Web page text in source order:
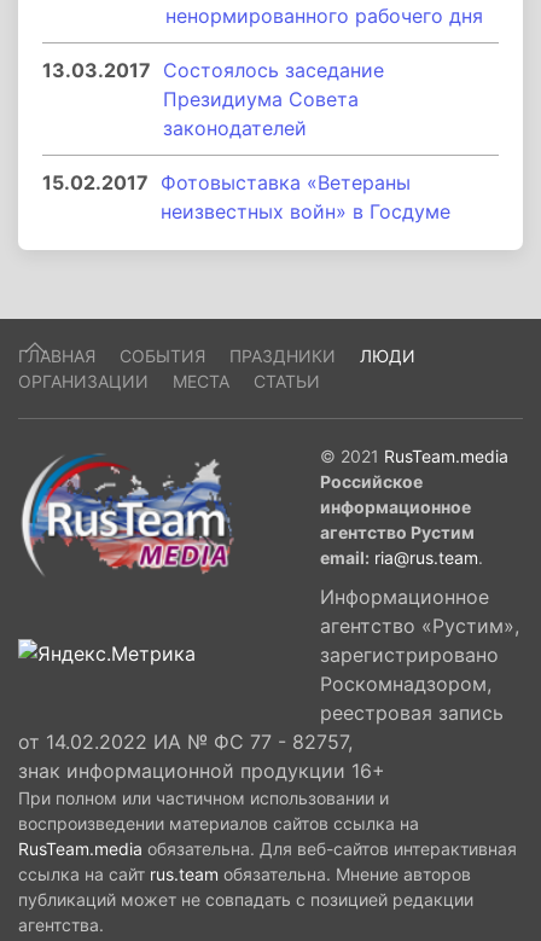
ненормированного рабочего дня
13.03.2017 Состоялось заседание
Президиума Совета
законодателей
15.02.2017 Фотовыставка «Ветераны
неизвестных войн» в Госдуме
ГЛАВНАЯ СОБЫТИЯ ПРАЗДНИКИ
ЛЮДИ
ОРГАНИЗАЦИИ
МЕСТА СТАТЬИ
© 2021 RusTeam.media
Российское
информационное
агентство Рустим
email: ria@rus.team.
Информационное
агентство «Рустим»,
зарегистрировано
Роскомнадзором,
реестровая запись
от 14.02.2022 ИА № ФС 77 - 82757,
знак информационной продукции 16+
При полном или частичном использовании и
воспроизведении материалов сайтов ссылка на
RusTeam.media обязательна. Для веб-сайтов интерактивная
ссылка на сайт rus.team обязательна. Мнение авторов
публикаций может не совпадать с позицией редакции
агентства.